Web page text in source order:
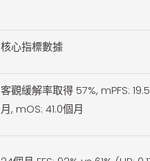
核心指標數據
客觀緩解率取得 57%, mPFS:
月, mOS: 41.0個月